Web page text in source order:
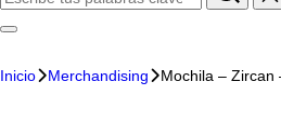
Inicio Merchandising Mochila – Zircan